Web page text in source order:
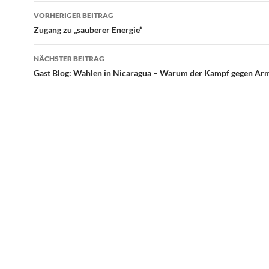
Beitragsnavigation
VORHERIGER BEITRAG
Zugang zu „sauberer Energie“
NÄCHSTER BEITRAG
Gast Blog: Wahlen in Nicaragua – Warum der Kampf gegen